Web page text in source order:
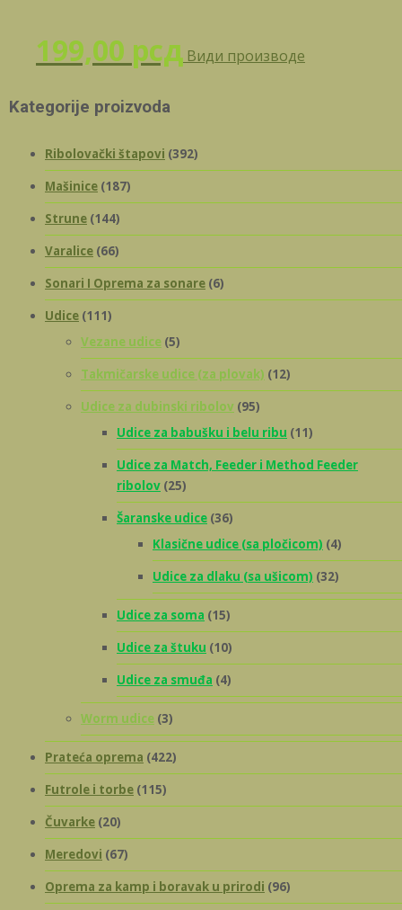
199,00 рсд Види производе
Kategorije proizvoda
Ribolovački štapovi (392)
Mašinice (187)
Strune (144)
Varalice (66)
Sonari I Oprema za sonare (6)
Udice (111)
Vezane udice (5)
Takmičarske udice (za plovak) (12)
Udice za dubinski ribolov (95)
Udice za babušku i belu ribu (11)
Udice za Match, Feeder i Method Feeder
ribolov (25)
Šaranske udice (36)
Klasične udice (sa pločicom) (4)
Udice za dlaku (sa ušicom) (32)
Udice za soma (15)
Udice za štuku (10)
Udice za smuđa (4)
Worm udice (3)
Prateća oprema (422)
Futrole i torbe (115)
Čuvarke (20)
Meredovi (67)
Oprema za kamp i boravak u prirodi (96)